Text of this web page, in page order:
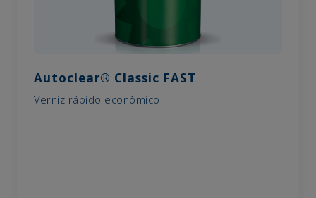
Autoclear® Classic FAST
Verniz rápido econômico